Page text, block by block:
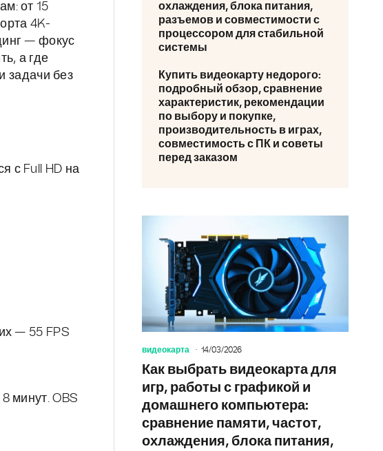
от 15
4K-
— фокус
а где
задачи без
с Full HD на
— 55 FPS
минут. OBS
охлаждения, блока питания,
разъемов и совместимости с
процессором для стабильной
системы
Купить видеокарту недорого:
подробный обзор, сравнение
характеристик, рекомендации
по выбору и покупке,
производительность в играх,
совместимость с ПК и советы
перед заказом
видеокарта 14/03/2026
Как выбрать видеокарта для
игр, работы с графикой и
домашнего компьютера:
сравнение памяти, частот,
охлаждения, блока питания,